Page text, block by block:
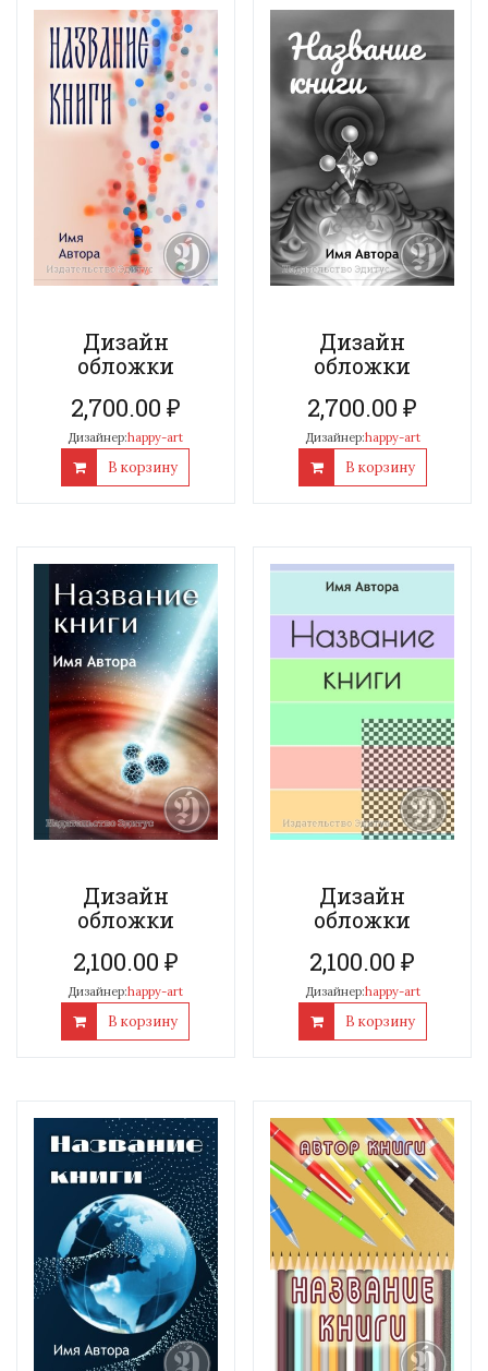
Дизайн
обложки
2,700.00 ₽
Дизайнер:happy-art
В корзину
Дизайн
обложки
2,700.00₽
Дизайнер:happy-art
В корзину
Дизайн
обложки
2,100.00 ₽
Дизайнер:happy-art
В корзину
Дизайн
обложки
2,100.00₽
Дизайнер:happy-art
В корзину